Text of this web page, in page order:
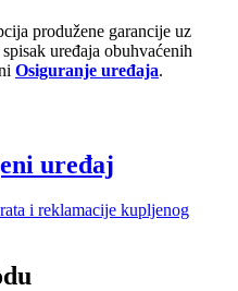
produžene garancije uz
uređaja obuhvaćenih
Osiguranje uređaja.
uređaj
i reklamacije kupljenog